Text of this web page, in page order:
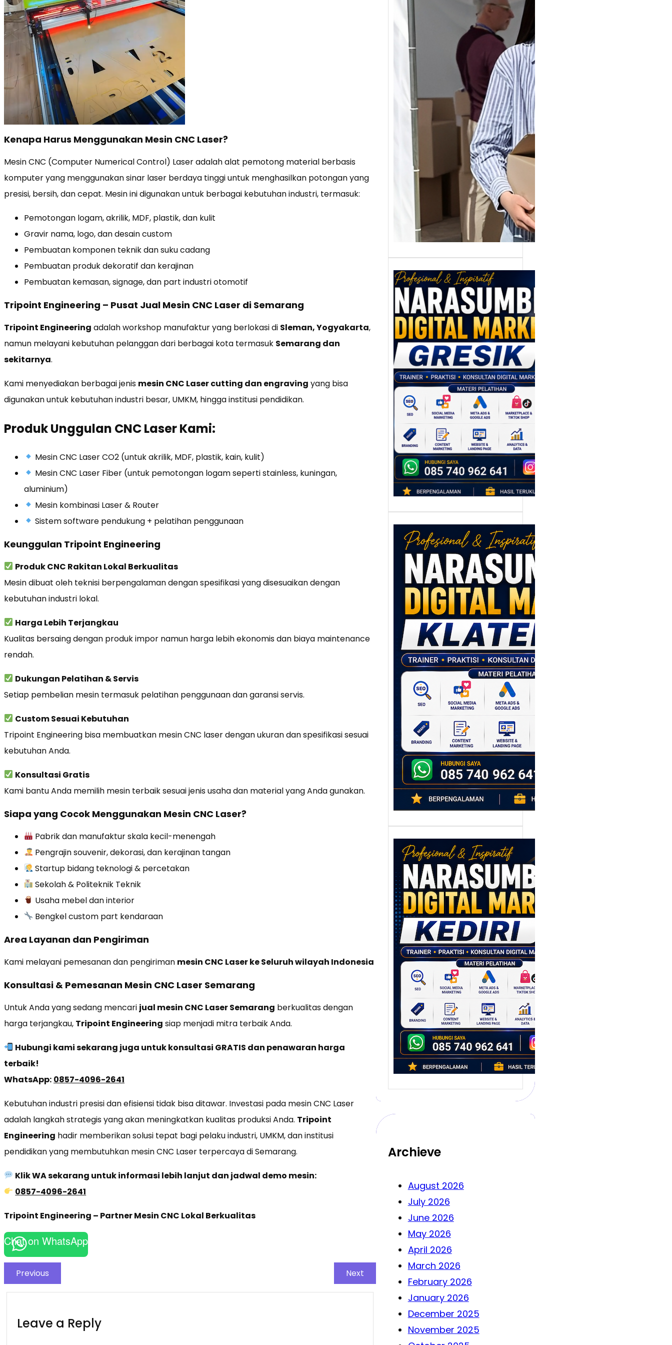
Kenapa Harus Menggunakan Mesin CNC Laser?
Mesin CNC (Computer Numerical Control) Laser adalah alat pemotong material berbasis
komputer yang menggunakan sinar laser berdaya tinggi untuk menghasilkan potongan yang
presisi, bersih, dan cepat. Mesin ini digunakan untuk berbagai kebutuhan industri, termasuk:
Pemotongan logam, akrilik, MDF, plastik, dan kulit
Gravir nama, logo, dan desain custom
Pembuatan komponen teknik dan suku cadang
Pembuatan produk dekoratif dan kerajinan
Pembuatan kemasan, signage, dan part industri otomotif
Tripoint Engineering – Pusat Jual Mesin CNC Laser di Semarang
Tripoint Engineering adalah workshop manufaktur yang berlokasi di Sleman, Yogyakarta,
namun melayani kebutuhan pelanggan dari berbagai kota termasuk Semarang dan
sekitarnya.
Kami menyediakan berbagai jenis mesin CNC Laser cutting dan engraving yang bisa
digunakan untuk kebutuhan industri besar, UMKM, hingga institusi pendidikan.
Produk Unggulan CNC Laser Kami:
Mesin CNC Laser CO2 (untuk akrilik, MDF, plastik, kain, kulit)
Mesin CNC Laser Fiber (untuk pemotongan logam seperti stainless, kuningan,
aluminium)
Mesin kombinasi Laser & Router
Sistem software pendukung + pelatihan penggunaan
Keunggulan Tripoint Engineering
Produk CNC Rakitan Lokal Berkualitas
Mesin dibuat oleh teknisi berpengalaman dengan spesifikasi yang disesuaikan dengan
kebutuhan industri lokal.
Harga Lebih Terjangkau
Kualitas bersaing dengan produk impor namun harga lebih ekonomis dan biaya maintenance
rendah.
Dukungan Pelatihan & Servis
Setiap pembelian mesin termasuk pelatihan penggunaan dan garansi servis.
Custom Sesuai Kebutuhan
Tripoint Engineering bisa membuatkan mesin CNC laser dengan ukuran dan spesifikasi sesuai
kebutuhan Anda.
Konsultasi Gratis
Kami bantu Anda memilih mesin terbaik sesuai jenis usaha dan material yang Anda gunakan.
Siapa yang Cocok Menggunakan Mesin CNC Laser?
Pabrik dan manufaktur skala kecil-menengah
Pengrajin souvenir, dekorasi, dan kerajinan tangan
Startup bidang teknologi & percetakan
Sekolah & Politeknik Teknik
Usaha mebel dan interior
Bengkel custom part kendaraan
Area Layanan dan Pengiriman
Kami melayani pemesanan dan pengiriman mesin CNC Laser ke Seluruh wilayah Indonesia
Konsultasi & Pemesanan Mesin CNC Laser Semarang
Untuk Anda yang sedang mencari jual mesin CNC Laser Semarang berkualitas dengan
harga terjangkau, Tripoint Engineering siap menjadi mitra terbaik Anda.
Hubungi kami sekarang juga untuk konsultasi GRATIS dan penawaran harga
terbaik!
WhatsApp: 0857-4096-2641
Kebutuhan industri presisi dan efisiensi tidak bisa ditawar. Investasi pada mesin CNC Laser
adalah langkah strategis yang akan meningkatkan kualitas produksi Anda. Tripoint
Engineering hadir memberikan solusi tepat bagi pelaku industri, UMKM, dan institusi
pendidikan yang membutuhkan mesin CNC Laser terpercaya di Semarang.
Klik WA sekarang untuk informasi lebih lanjut dan jadwal demo mesin:
0857-4096-2641
Tripoint Engineering – Partner Mesin CNC Lokal Berkualitas
Chat on WhatsApp
Previous Next
Leave a Reply
Tik Tok Buat
Jualan, Gimana
Strateginya ?
Baca Juga Cara
Berjualan Di Tiktokshop
TikTok menjadi tempat
Narasumber
Digital Marketing
Gresik:
Meningkatkan
Daya Saing SDM
dan Bisnis di Era
Transformasi
Digital
Perkembangan dunia
industri tidak hanya
mengubah cara
perusahaan
memproduksi barang,…
Narasumber
Digital Marketing
Klaten: Membantu
UMKM dan SDM
Lokal Naik Kelas
Melalui Strategi
Digital
Setiap daerah memiliki
potensi ekonomi yang
berbeda, dan Klaten
adalah…
Narasumber
Digital Marketing
Kediri: Membangun
Strategi
Pemasaran
Berbasis Data
untuk Bisnis yang
Bertumbuh
Digital marketing telah
mengubah cara bisnis
berkembang. Dulu,
promosi banyak…
Archieve
August 2026
July 2026
June 2026
May 2026
April 2026
March 2026
February 2026
January 2026
December 2025
November 2025